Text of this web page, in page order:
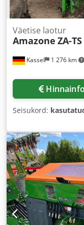
Kassel 1 276 km
Väetise laotur
Amazone ZA-
Hinnainfo
Seisukord: